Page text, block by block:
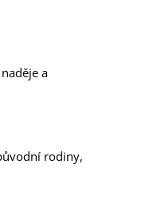
a
rodiny,